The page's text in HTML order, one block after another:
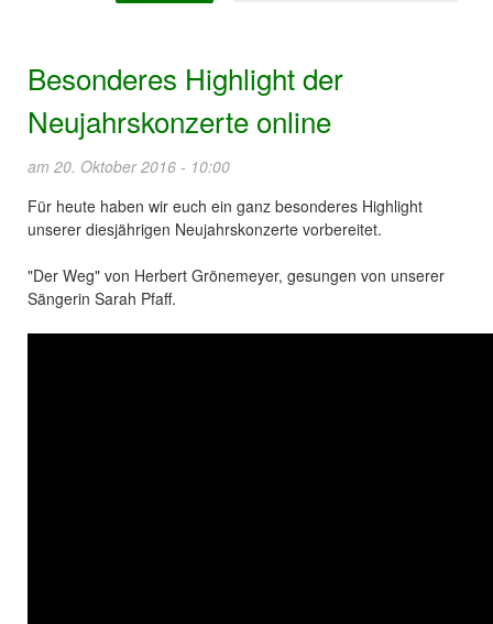
Besonderes Highlight der
Neujahrskonzerte online
am 20. Oktober 2016 - 10:00
Für heute haben wir euch ein ganz besonderes Highlight
unserer diesjährigen Neujahrskonzerte vorbereitet.
"Der Weg" von Herbert Grönemeyer, gesungen von unserer
Sängerin Sarah Pfaff.